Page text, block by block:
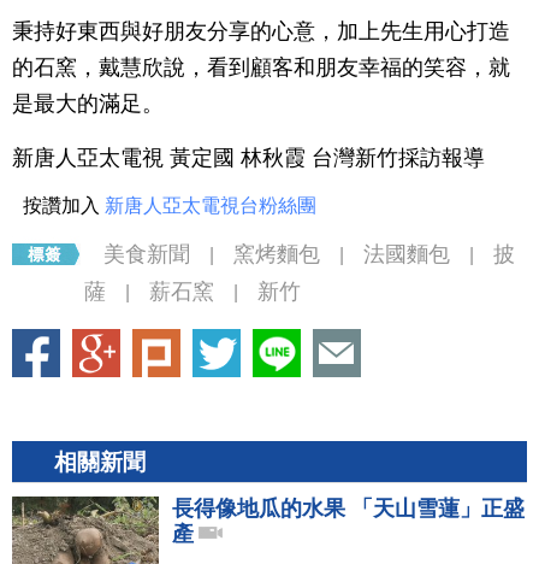
秉持好東西與好朋友分享的心意，加上先生用心打造
的石窯，戴慧欣說，看到顧客和朋友幸福的笑容，就
是最大的滿足。
新唐人亞太電視 黃定國 林秋霞 台灣新竹採訪報導
按讚加入 新唐人亞太電視台粉絲團
美食新聞 窯烤麵包 法國麵包
披
薩
薪石窯 新竹
相關新聞
長得像地瓜的水果 「天山雪蓮」正盛
產